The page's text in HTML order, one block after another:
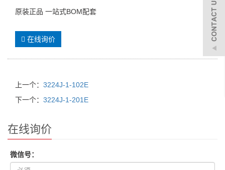
原装正品 一站式BOM配套
在线询价
上一个： 3224J-1-102E
下一个： 3224J-1-201E
在线询价
微信号：